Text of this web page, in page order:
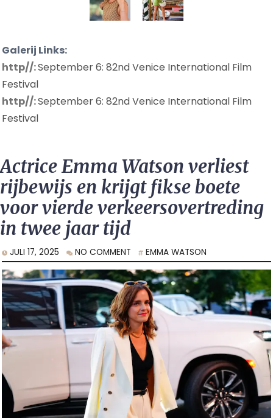
Galerij Links:
http//:September 6: 82nd Venice International Film
Festival
http//:September 6: 82nd Venice International Film
Festival
Actrice Emma Watson verliest
rijbewijs en krijgt fikse boete
voor vierde verkeersovertreding
in twee jaar tijd
JULI 17, 2025 NO COMMENT EMMA WATSON